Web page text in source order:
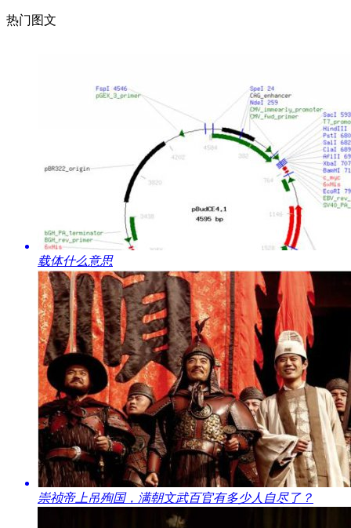
热门图文
​载体什么意思
​崇祯帝上吊殉国，满朝文武百官有多少人自尽了？